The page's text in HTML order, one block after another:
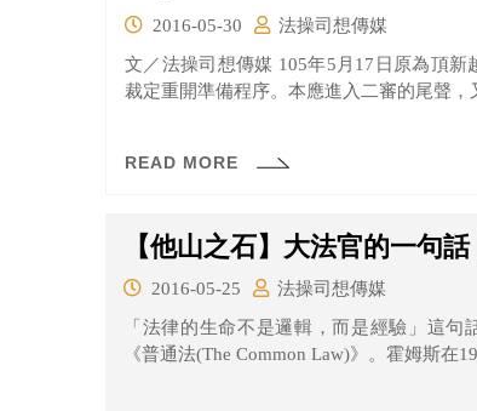
2016-05-30
法操司想傳媒
文／法操司想傳媒 105年5月17日原為頂
裁定重開準備程序。本應進入二審的尾聲
READ MORE
【他山之石】大法官的一句
2016-05-25
法操司想傳媒
「法律的生命不是邏輯，而是經驗」這
《普通法(The Common Law)》。霍姆斯在